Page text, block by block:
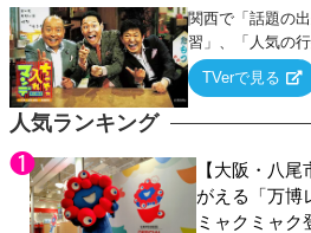
人気ランキング
【大阪・八尾
がえる「万博
ミャクミャク
関西で「話題の
習」、「人気の
るテーマについ
ていく関西色を
TVerで見る